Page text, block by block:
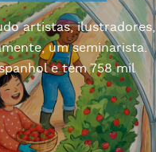
artistas, ilustradores,
um seminarista.
e tem 758 mil